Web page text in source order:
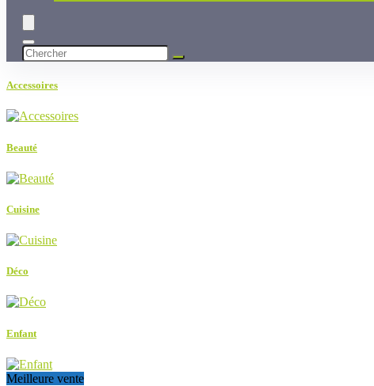
Accessoires
Beauté
Cuisine
Déco
Enfant
Meilleure vente